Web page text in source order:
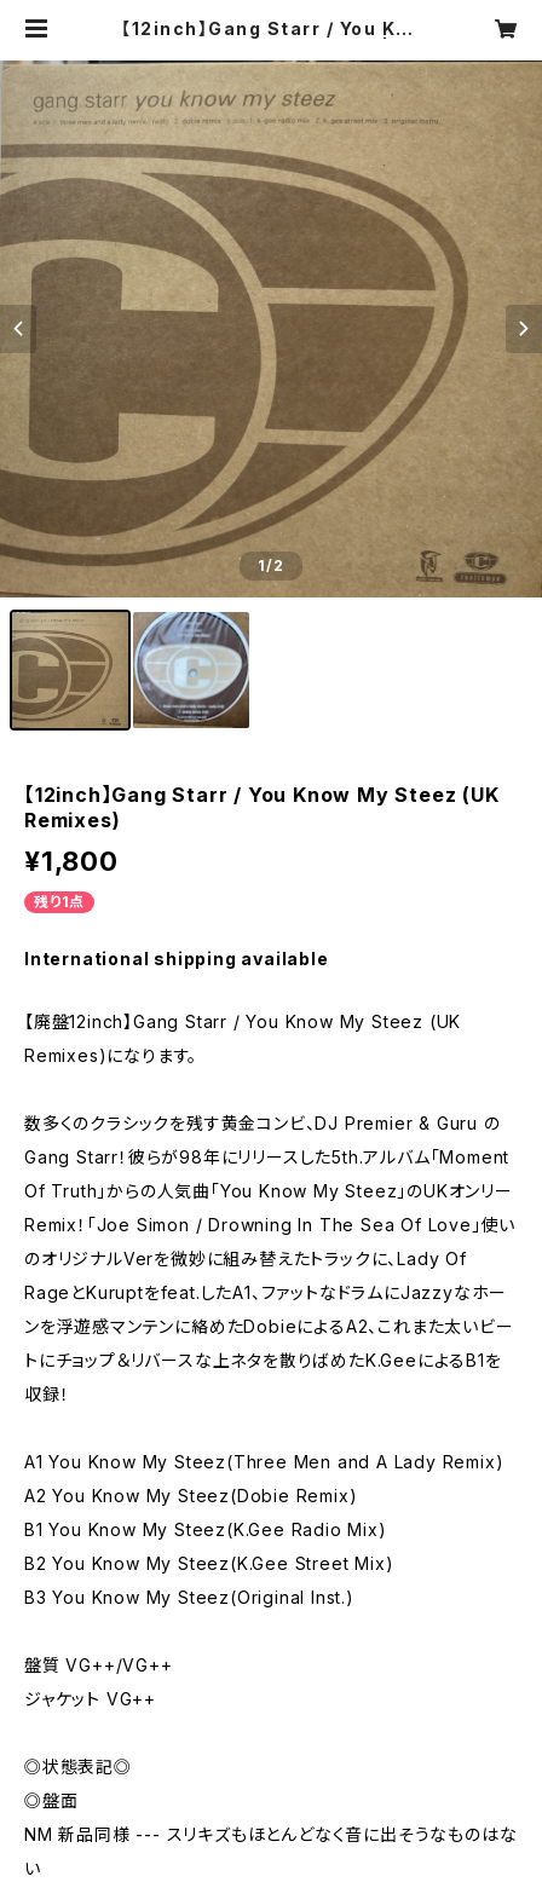
【12inch】Gang Starr / You Kno
MPACT DISCO ASIA
1/2
【12inch】Gang Starr / You Know My Steez (UK
Remixes)
¥1,800
残り1点
International shipping available
【廃盤12inch】Gang Starr / You Know My Steez (UK
Remixes)になります。
数多くのクラシックを残す黄金コンビ、DJ Premier & Guru の
Gang Starr！彼らが98年にリリースした5th.アルバム「Moment
Of Truth」からの人気曲「You Know My Steez」のUKオンリー
Remix！「Joe Simon / Drowning In The Sea Of Love」使い
のオリジナルVerを微妙に組み替えたトラックに、Lady Of
RageとKuruptをfeat.したA1、ファットなドラムにJazzyなホー
ンを浮遊感マンテンに絡めたDobieによるA2、これまた太いビー
トにチョップ＆リバースな上ネタを散りばめたK.GeeによるB1を
収録！
A1 You Know My Steez(Three Men and A Lady Remix)
A2 You Know My Steez(Dobie Remix)
B1 You Know My Steez(K.Gee Radio Mix)
B2 You Know My Steez(K.Gee Street Mix)
B3 You Know My Steez(Original Inst.)
盤質 VG++/VG++
ジャケット VG++
◎状態表記◎
◎盤面
NM 新品同様 --- スリキズもほとんどなく音に出そうなものはな
い